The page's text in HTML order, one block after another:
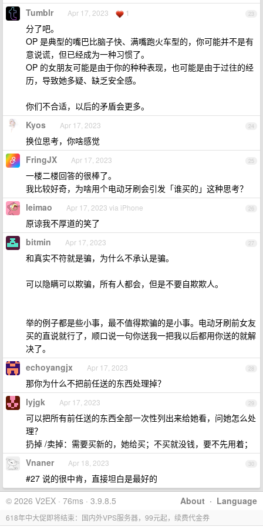
23
Tumblr Apr 17, 2023 1
分了吧。
OP 是典型的嘴巴比脑子快、满嘴跑火车型的，你可能并不是有
意说谎，但已经成为一种习惯了。
OP 的女朋友可能是由于你的种种表现，也可能是由于过往的经
历，导致她多疑、缺乏安全感。
你们不合适，以后的矛盾会更多。
24
Kyos Apr 17, 2023
换位思考，你啥感觉
25
FringJX Apr 17, 2023
一楼二楼回答的很棒了。
我比较好奇，为啥用个电动牙刷会引发「谁买的」这种思考？
26
leimao Apr 17, 2023 via iPhone
原谅我不厚道的笑了
27
bitmin Apr 17, 2023
和真实不符就是骗，为什么不承认是骗。
可以隐瞒可以欺骗，所有人都会，但是不要自欺欺人。
举的例子都是些小事，最不值得欺骗的是小事。电动牙刷前女友
买的直说就行了，顺口说一句你送我一把我以后都用你送的就解
决了。
28
echoyangjx Apr 17, 2023
那你为什么不把前任送的东西处理掉？
29
lyjgk Apr 17, 2023
可以把所有前任送的东西全部一次性列出来给她看，问她怎么处
理？
扔掉 /卖掉：需要买新的，她给买；不买就没钱，要不先用着；
30
Vnaner Apr 18, 2023
#27 说的很中肯，直接坦白是最好的
About · Language
© 2026 V2EX · 76ms · 3.9.8.5
618年中大促即将结束：国内外VPS服务器，99元起，续费代金券